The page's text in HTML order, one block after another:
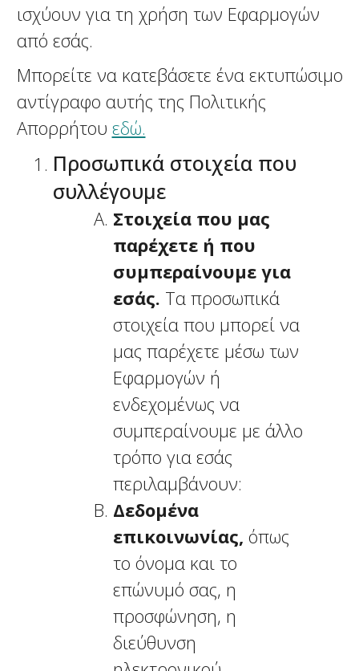
ισχύουν για τη χρήση των Εφαρμογών
από εσάς.
Μπορείτε να κατεβάσετε ένα εκτυπώσιμο
αντίγραφο αυτής της Πολιτικής
Απορρήτου εδώ.
Προσωπικά στοιχεία που
συλλέγουμε
Στοιχεία που μας
παρέχετε ή που
συμπεραίνουμε για
εσάς. Τα προσωπικά
στοιχεία που μπορεί να
μας παρέχετε μέσω των
Εφαρμογών ή
ενδεχομένως να
συμπεραίνουμε με άλλο
τρόπο για εσάς
περιλαμβάνουν:
Δεδομένα
επικοινωνίας, όπως
το όνομα και το
επώνυμό σας, η
προσφώνηση, η
διεύθυνση